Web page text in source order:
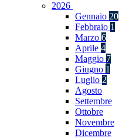
2026
Gennaio 20
Febbraio 1
Marzo 6
Aprile 4
Maggio 7
Giugno 1
Luglio 2
Agosto
Settembre
Ottobre
Novembre
Dicembre